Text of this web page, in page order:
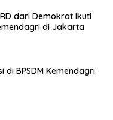
dari Demokrat Ikuti
di Jakarta
di BPSDM Kemendagri